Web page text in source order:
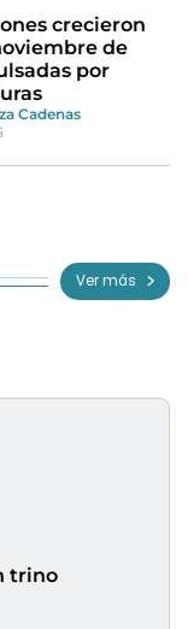
crecieron
de
por
Cadenas
Ver más
trino